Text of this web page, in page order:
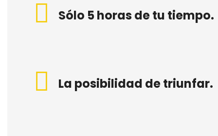
Sólo 5 horas de tu tiempo.
La posibilidad de triunfar.